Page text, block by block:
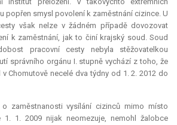
popřen smysl povolení k zaměstnání cizince. U
však nelze v žádném případě dovozovat
k zaměstnání, jak to činí krajský soud. Soud
pracovní cesty nebyla stěžovatelkou
správního orgánu I. stupně vychází z toho, že
Chomutově necelé dva týdny od 1. 2. 2012 do
o zaměstnanosti vysílání cizinců mimo místo
1. 1. 2009 nijak neomezuje, nemohl žalobce